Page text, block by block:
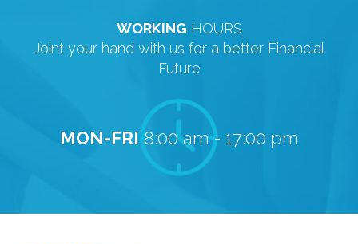
WORKING HOURS
Joint your hand with us for a better Financial
Future
MON-FRI 8:00 am - 17:00 pm